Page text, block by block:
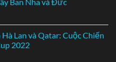
Ban Nha và Đức
Lan và Qatar: Cuộc Chiến
2022